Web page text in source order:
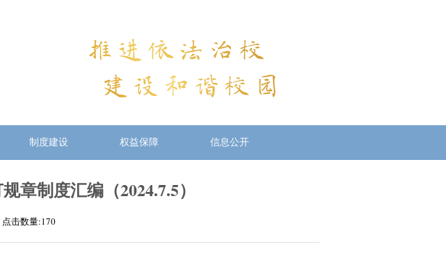
制度建设 权益保障 信息公开
章制度汇编（2024.7.5）
击数量:170